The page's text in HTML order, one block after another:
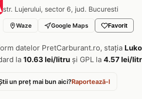
str. Lujerului, sector 6, jud. Bucuresti
Waze Google Maps Favorit
datelor PretCarburant.ro, stația
la 10.63 lei/litru și GPL la 4.57 lei/
un preț mai bun aici?Raportează-l